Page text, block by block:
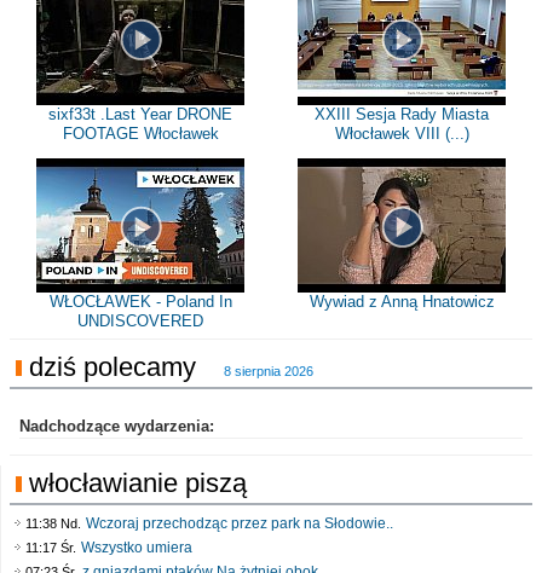
sixf33t .Last Year DRONE
FOOTAGE Włocławek
XXIII Sesja Rady Miasta
Włocławek VIII (...)
WŁOCŁAWEK - Poland In
UNDISCOVERED
Wywiad z Anną Hnatowicz
dziś polecamy 8 sierpnia 2026
Nadchodzące wydarzenia:
włocławianie piszą
11:38 Nd. Wczoraj przechodząc przez park na Słodowie..
11:17 Śr. Wszystko umiera